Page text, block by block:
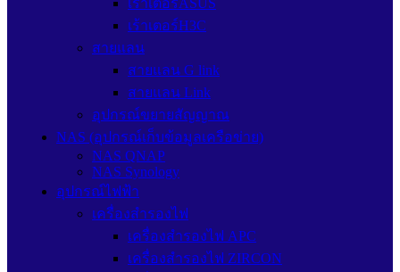
เร้าเตอร์ASUS
เร้าเตอร์H3C
สายแลน
สายแลน G link
สายแลน Link
อุปกรณ์ขยายสัญญาณ
NAS (อุปกรณ์เก็บข้อมูลเครือข่าย)
NAS QNAP
NAS Synology
อุปกรณ์ไฟฟ้า
เครื่องสำรองไฟ
เครื่องสำรองไฟ APC
เครื่องสำรองไฟ ZIRCON